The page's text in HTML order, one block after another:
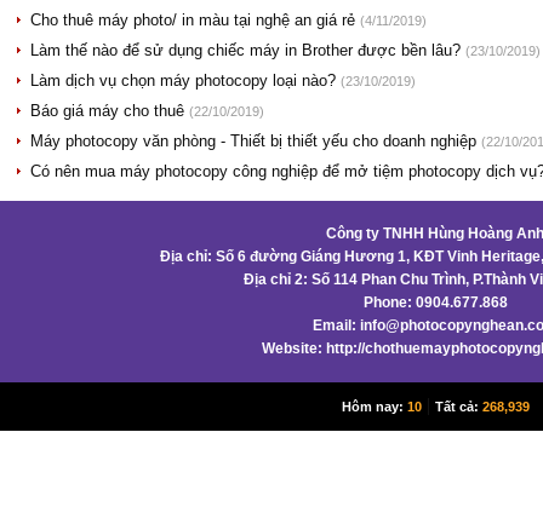
Cho thuê máy photo/ in màu tại nghệ an giá rẻ (4/11/2019)
Làm thế nào để sử dụng chiếc máy in Brother được bền lâu? (23/10/2019)
Làm dịch vụ chọn máy photocopy loại nào? (23/10/2019)
Báo giá máy cho thuê (22/10/2019)
Máy photocopy văn phòng - Thiết bị thiết yếu cho doanh nghiệp (22/10/
Có nên mua máy photocopy công nghiệp để mở tiệm photocopy dịch
Công ty TNHH Hùng Hoàng Anh
Địa chỉ: Số 6 đường Giáng Hương 1, KĐT Vinh
Địa chỉ 2: Số 114 Phan Chu Trình, P.Thành
Phone: 0904.677.868
Email:
Website: http://
Hôm nay: 10| Tất cả: 268,939